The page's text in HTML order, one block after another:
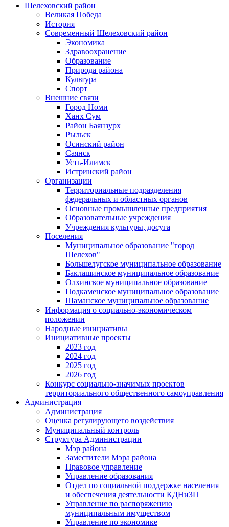
Шелеховский район
Великая Победа
История
Современный Шелеховский район
Экономика
Здравоохранение
Образование
Природа района
Культура
Спорт
Внешние связи
Город Номи
Ханх Сум
Район Баянзурх
Рыльск
Осинский район
Саянск
Усть-Илимск
Истринский район
Организации
Территориальные подразделения
федеральных и областных органов
Основные промышленные предприятия
Образовательные учреждения
Учреждения культуры, досуга
Поселения
Муниципальное образование "город
Шелехов"
Большелугское муниципальное образование
Баклашинское муниципальное образование
Олхинское муниципальное образование
Подкаменское муниципальное образование
Шаманское муниципальное образование
Информация о социально-экономическом
положении
Народные инициативы
Инициативные проекты
2023 год
2024 год
2025 год
2026 год
Конкурс социально-значимых проектов
территориального общественного самоуправления
Администрация
Администрация
Оценка регулирующего воздействия
Муниципальный контроль
Структура Администрации
Мэр района
Заместители Мэра района
Правовое управление
Управление образования
Отдел по социальной поддержке населения
и обеспечения деятельности КДНиЗП
Управление по распоряжению
муниципальным имуществом
Управление по экономике